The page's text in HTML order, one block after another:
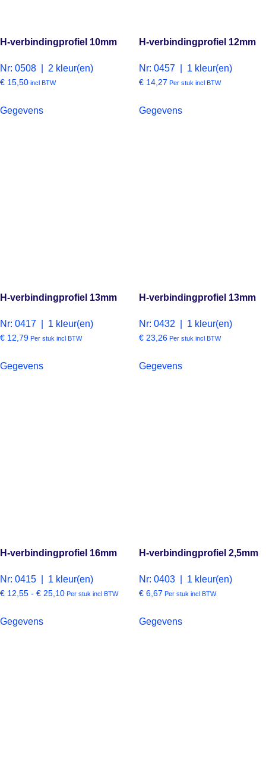
H-verbindingprofiel 10mm
Nr: 0508 | 2 kleur(en)
€ 15,50 incl BTW
Gegevens
H-verbindingprofiel 12mm
Nr: 0457 | 1 kleur(en)
€ 14,27 Per stuk incl BTW
Gegevens
H-verbindingprofiel 13mm
Nr: 0417 | 1 kleur(en)
€ 12,79 Per stuk incl BTW
Gegevens
H-verbindingprofiel 13mm
Nr: 0432 | 1 kleur(en)
€ 23,26 Per stuk incl BTW
Gegevens
H-verbindingprofiel 16mm
Nr: 0415 | 1 kleur(en)
€ 12,55 - € 25,10 Per stuk incl BTW
Gegevens
H-verbindingprofiel 2,5mm
Nr: 0403 | 1 kleur(en)
€ 6,67 Per stuk incl BTW
Gegevens